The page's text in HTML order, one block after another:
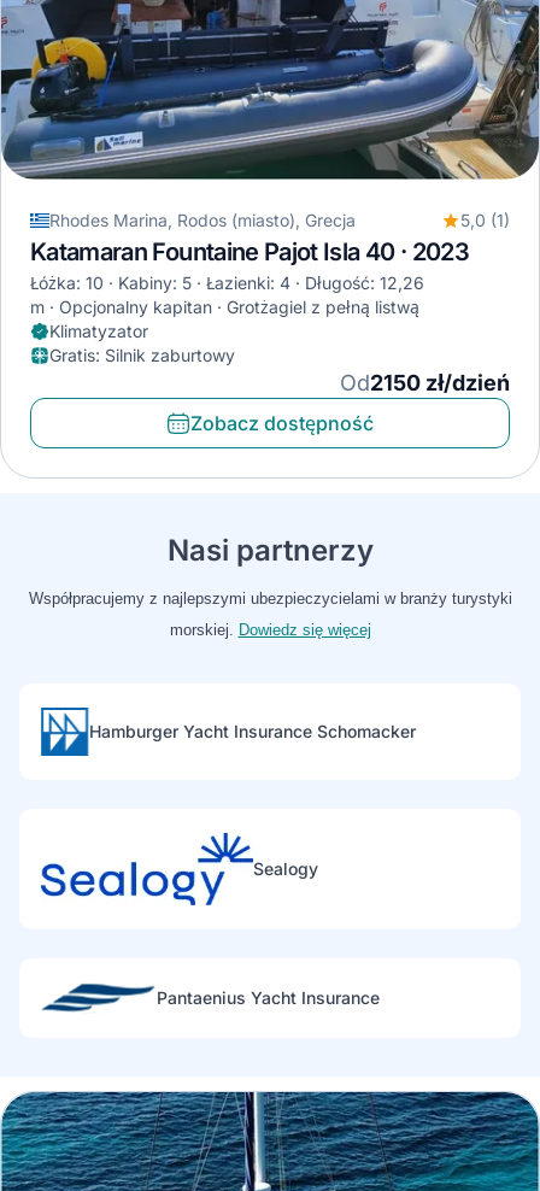
Rhodes Marina, Rodos (miasto), Grecja 5,0 (1)
Katamaran Fountaine Pajot Isla 40 · 2023
Łóżka: 10 Kabiny: 5 Łazienki: 4
Długość: 12,26
m
Opcjonalny kapitan
Grotżagiel z pełną listwą
Klimatyzator
Gratis: Silnik zaburtowy
Od2150 zł/dzień
Zobacz dostępność
Nasi partnerzy
Współpracujemy z najlepszymi ubezpieczycielami w branży turystyki
morskiej. Dowiedz się więcej
Hamburger Yacht Insurance Schomacker
Sealogy
Pantaenius Yacht Insurance